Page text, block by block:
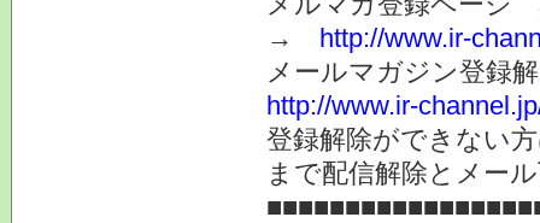
→ http://www.ir-
メールマガジン登録
http://www.ir-
登録解除ができない
まで配信解除とメー